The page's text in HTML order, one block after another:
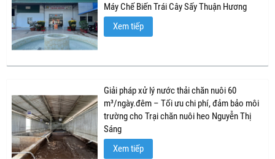
Máy Chế Biến Trái Cây Sấy Thuận Hương
Xem tiếp
Giải pháp xử lý nước thải chăn nuôi 60
m³/ngày.đêm – Tối ưu chi phí, đảm bảo môi
trường cho Trại chăn nuôi heo Nguyễn Thị
Sáng
Xem tiếp